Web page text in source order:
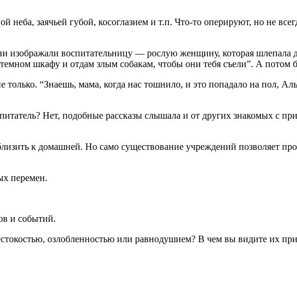
заячьей губой, косоглазием и т.п. Что-то оперируют, но не
изображали воспитательницу — рослую женщину, которая шлепала
шкафу и отдам злым собакам, чтобы они тебя съели”. А потом
“Знаешь, мама, когда нас тошнило, и это попадало на пол,
Нет, подобные рассказы слышала и от других знакомых с
к домашней. Но само существование учреждений позволяет
перемен.
и событий.
озлобленностью или равнодушием? В чем вы видите их